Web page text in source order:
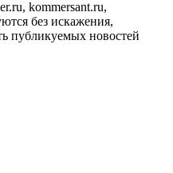
kommersant.ru,
без искажения,
публикуемых новостей